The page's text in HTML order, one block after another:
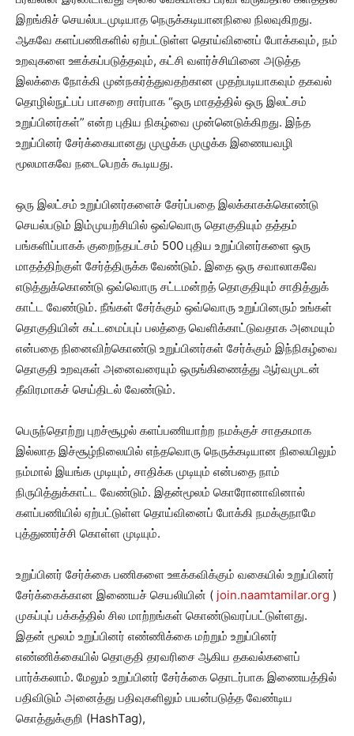
இறங்கிச் செயல்படமுடியாத நெருக்கடியானநிலை நிலவுகிறது.
ஆகவே களப்பணிகளில் ஏற்பட்டுள்ள தொய்வினைப் போக்கவும், நம்
உறவுகளை ஊக்கப்படுத்தவும், கட்சி வளர்ச்சியினை அடுத்த
இலக்கை நோக்கி முன்நகர்த்துவதற்கான முதற்படியாகவும் தகவல்
தொழில்நுட்பப் பாசறை சார்பாக “ஒரு மாதத்தில் ஒரு இலட்சம்
உறுப்பினர்கள்” என்ற புதிய நிகழ்வை முன்னெடுக்கிறது. இந்த
உறுப்பினர் சேர்க்கையானது முழுக்க முழுக்க இணையவழி
மூலமாகவே நடைபெறக் கூடியது.
ஒரு இலட்சம் உறுப்பினர்களைச் சேர்ப்பதை இலக்காகக்கொண்டு
செயல்படும் இம்முயற்சியில் ஒவ்வொரு தொகுதியும் தத்தம்
பங்களிப்பாகக் குறைந்தபட்சம் 500 புதிய உறுப்பினர்களை ஒரு
மாதத்திற்குள் சேர்த்திருக்க வேண்டும். இதை ஒரு சவாலாகவே
எடுத்துக்கொண்டு ஒவ்வொரு சட்டமன்றத் தொகுதியும் சாதித்துக்
காட்ட வேண்டும். நீங்கள் சேர்க்கும் ஒவ்வொரு உறுப்பினரும் உங்கள்
தொகுதியின் கட்டமைப்புப் பலத்தை வெளிக்காட்டுவதாக அமையும்
என்பதை நினைவிற்கொண்டு உறுப்பினர்கள் சேர்க்கும் இந்நிகழ்வை
தொகுதி உறவுகள் அனைவரையும் ஒருங்கிணைத்து ஆர்வமுடன்
தீவிரமாகச் செய்திடல் வேண்டும்.
பெருந்தொற்று புறச்சூழல் களப்பணியாற்ற நமக்குச் சாதகமாக
இல்லாத இச்சூழ்நிலையில் எந்தவொரு நெருக்கடியான நிலையிலும்
நம்மால் இயங்க முடியும், சாதிக்க முடியும் என்பதை நாம்
நிருபித்துக்காட்ட வேண்டும். இதன்மூலம் கொரோனாவினால்
களப்பணியில் ஏற்பட்டுள்ள தொய்வினைப் போக்கி நமக்குநாமே
புத்துணர்ச்சி கொள்ள முடியும்.
உறுப்பினர் சேர்க்கை பணிகளை ஊக்கவிக்கும் வகையில் உறுப்பினர்
சேர்க்கைக்கான இணையச் செயலியின் ( join.naamtamilar.org )
முகப்புப் பக்கத்தில் சில மாற்றங்கள் கொண்டுவரப்பட்டுள்ளது.
இதன் மூலம் உறுப்பினர் எண்ணிக்கை மற்றும் உறுப்பினர்
எண்ணிக்கையில் தொகுதி தரவரிசை ஆகிய தகவல்களைப்
பார்க்கலாம். மேலும் உறுப்பினர் சேர்க்கை தொடர்பாக இணையத்தில்
பதிவிடும் அனைத்து பதிவுகளிலும் பயன்படுத்த வேண்டிய
கொத்துக்குறி (HashTag),